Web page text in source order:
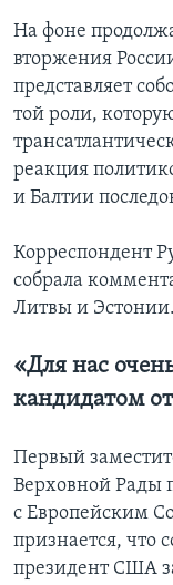
На фоне
вторжения
представляет
той роли,
реакция
и Балтии
Корреспондент
собрала
Литвы и Эстонии.
«Для нас
кандидатом
Первый
Верховной Рады
с Европейским
признается, что
президент США